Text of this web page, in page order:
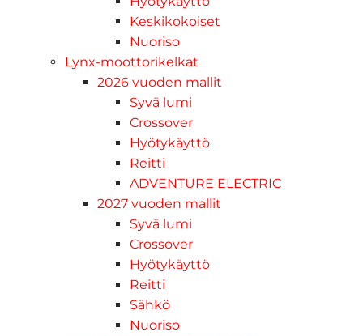
Keskikokoiset
Nuoriso
Lynx-moottorikelkat
2026 vuoden mallit
Syvä lumi
Crossover
Hyötykäyttö
Reitti
ADVENTURE ELECTRIC
2027 vuoden mallit
Syvä lumi
Crossover
Hyötykäyttö
Reitti
Sähkö
Nuoriso